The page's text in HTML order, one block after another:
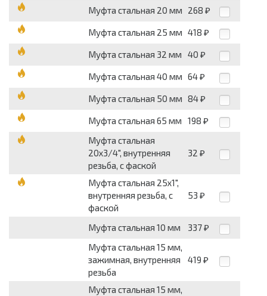
Муфта стальная 20 мм 268 ₽
Муфта стальная 25 мм 418 ₽
Муфта стальная 32 мм 40 ₽
Муфта стальная 40 мм 64 ₽
Муфта стальная 50 мм 84 ₽
Муфта стальная 65 мм 198 ₽
Муфта стальная
20x3/4", внутренняя
резьба, с фаской
32 ₽
Муфта стальная 25x1",
внутренняя резьба, с
фаской
53 ₽
Муфта стальная 10 мм 337 ₽
Муфта стальная 15 мм,
зажимная, внутренняя
резьба
419 ₽
Муфта стальная 15 мм,